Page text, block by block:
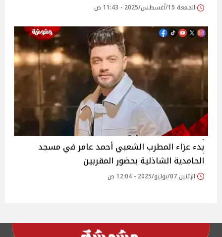
الجمعة 15/أغسطس/2025 - 11:43 ص
بدء عزاء المطرب الشعبي أحمد عامر في مسجد
الحامدية الشاذلية بحضور المقربين‎
الإثنين 07/يوليو/2025 - 12:04 ص